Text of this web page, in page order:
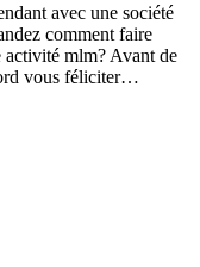
avec une société
comment faire
activité mlm? Avant de
vous féliciter…